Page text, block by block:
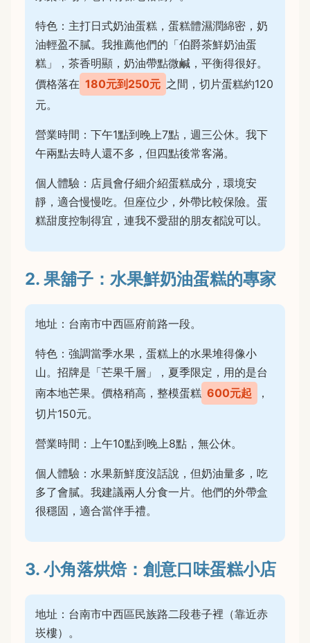
特色：主打日式奶油蛋糕，蛋糕體濕潤綿密，奶
油輕盈不膩。我推薦他們的「伯爵茶鮮奶油蛋
糕」，茶香明顯，奶油帶點微鹹，平衡得很好。
價格落在 180元到250元 之間，切片蛋糕約120
元。
營業時間：下午1點到晚上7點，週三公休。我下
午兩點去時人還不多，但四點後常客滿。
個人體驗：店員會仔細介紹蛋糕成分，環境安
靜，適合慢慢吃。但座位少，外帶比較保險。蛋
糕甜度控制得宜，連我不愛甜的朋友都說可以。
2. 果舖子：水果鮮奶油蛋糕的專家
地址：台南市中西區府前路一段。
特色：強調當季水果，蛋糕上的水果堆得像小
山。招牌是「芒果千層」，夏季限定，用的是台
南本地芒果。價格稍高，整模蛋糕 600元起
，
切片150元。
營業時間：上午10點到晚上8點，無公休。
個人體驗：水果新鮮度沒話說，但奶油量多，吃
多了會膩。我建議兩人分食一片。他們的外帶盒
很穩固，適合當伴手禮。
3. 小角落烘焙：創意口味蛋糕小店
地址：台南市中西區民族路二段巷子裡（靠近赤
崁樓）。